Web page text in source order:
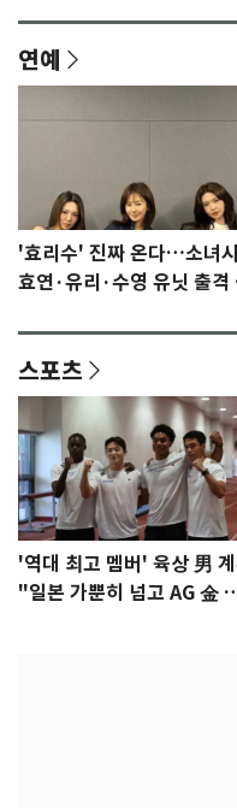
연예
'효리수' 진짜 온다…소녀
효연·유리·수영 유닛 출격
스포츠
'역대 최고 멤버' 육상 男
"일본 가뿐히 넘고 AG 金 따